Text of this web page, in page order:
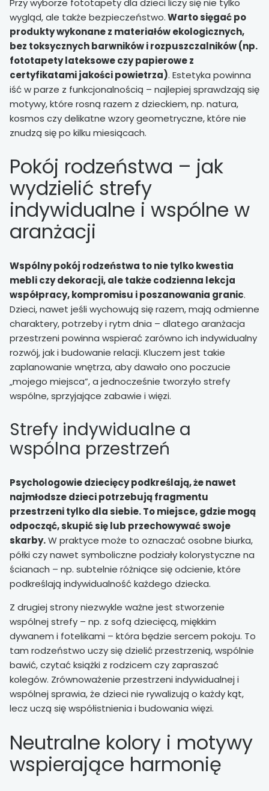
Przy wyborze fototapety dla dzieci liczy się nie tylko
wygląd, ale także bezpieczeństwo.Warto sięgać po
produkty wykonane z materiałów ekologicznych,
bez toksycznych barwników i rozpuszczalników (np.
fototapety lateksowe czy papierowe z
certyfikatami jakości powietrza). Estetyka powinna
iść w parze z funkcjonalnością – najlepiej sprawdzają się
motywy, które rosną razem z dzieckiem, np. natura,
kosmos czy delikatne wzory geometryczne, które nie
znudzą się po kilku miesiącach.
Pokój rodzeństwa – jak
wydzielić strefy
indywidualne i wspólne w
aranżacji
Wspólny pokój rodzeństwa to nie tylko kwestia
mebli czy dekoracji, ale także codzienna lekcja
współpracy, kompromisu i poszanowania granic.
Dzieci, nawet jeśli wychowują się razem, mają odmienne
charaktery, potrzeby i rytm dnia – dlatego aranżacja
przestrzeni powinna wspierać zarówno ich indywidualny
rozwój, jak i budowanie relacji. Kluczem jest takie
zaplanowanie wnętrza, aby dawało ono poczucie
„mojego miejsca”, a jednocześnie tworzyło strefy
wspólne, sprzyjające zabawie i więzi.
Strefy indywidualne a
wspólna przestrzeń
Psychologowie dziecięcy podkreślają, że nawet
najmłodsze dzieci potrzebują fragmentu
przestrzeni tylko dla siebie. To miejsce, gdzie mogą
odpocząć, skupić się lub przechowywać swoje
skarby.W praktyce może to oznaczać osobne biurka,
półki czy nawet symboliczne podziały kolorystyczne na
ścianach – np. subtelnie różniące się odcienie, które
podkreślają indywidualność każdego dziecka.
Z drugiej strony niezwykle ważne jest stworzenie
wspólnej strefy – np. z sofą dziecięcą, miękkim
dywanem i fotelikami – która będzie sercem pokoju. To
tam rodzeństwo uczy się dzielić przestrzenią, wspólnie
bawić, czytać książki z rodzicem czy zapraszać
kolegów. Zrównoważenie przestrzeni indywidualnej i
wspólnej sprawia, że dzieci nie rywalizują o każdy kąt,
lecz uczą się współistnienia i budowania więzi.
Neutralne kolory i motywy
wspierające harmonię